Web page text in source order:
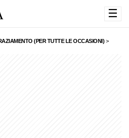
☰
(PER TUTTE LE OCCASIONI) >